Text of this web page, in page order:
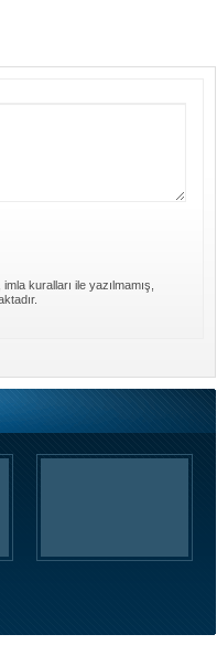
kuralları ile yazılmamış,